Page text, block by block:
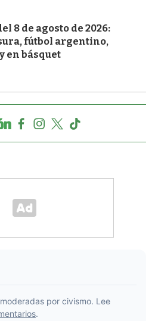
8 de agosto de 2026:
fútbol argentino,
en básquet